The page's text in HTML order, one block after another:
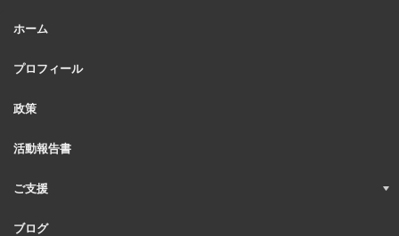
ホーム
プロフィール
政策
活動報告書
ご支援
ブログ